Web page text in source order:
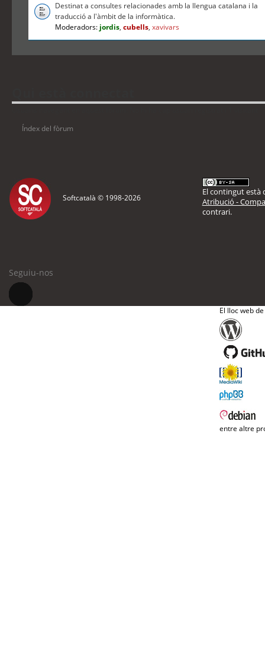
Destinat a consultes relacionades amb la llengua catalana i la
traducció a l'àmbit de la informàtica.
Moderadors: jordis,cubells,xavivars
Índex del fòrum
Softcatalà © 1998-2026
El contingut està
Atribució -
contrari.
Seguiu-nos
El lloc web
entre altre